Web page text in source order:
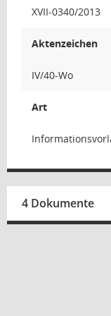
XVII-0340/2013
Aktenzeichen
IV/40-Wo
Art
4 Dokumente